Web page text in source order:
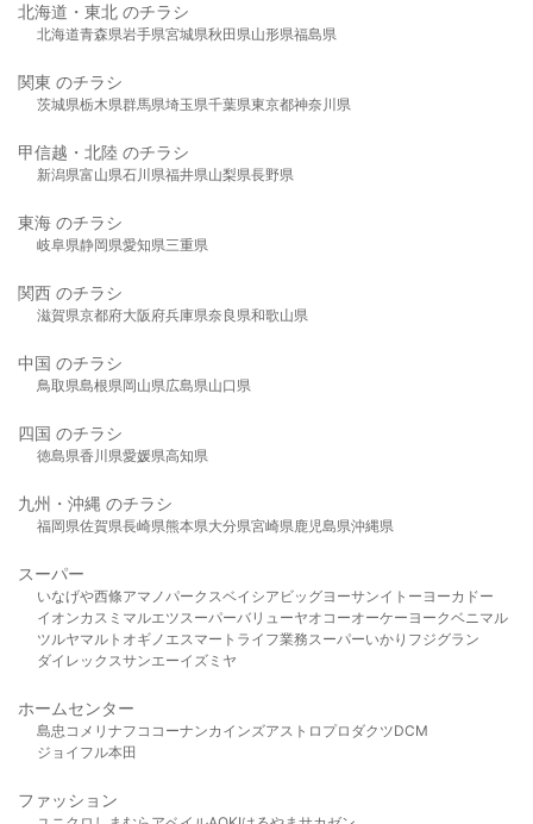
北海道・東北 のチラシ
北海道青森県岩手県宮城県秋田県山形県福島県
関東 のチラシ
茨城県栃木県群馬県埼玉県千葉県東京都神奈川県
甲信越・北陸 のチラシ
新潟県富山県石川県福井県山梨県長野県
東海 のチラシ
岐阜県静岡県愛知県三重県
関西 のチラシ
滋賀県京都府大阪府兵庫県奈良県和歌山県
中国 のチラシ
鳥取県島根県岡山県広島県山口県
四国 のチラシ
徳島県香川県愛媛県高知県
九州・沖縄 のチラシ
福岡県佐賀県長崎県熊本県大分県宮崎県鹿児島県沖縄県
スーパー
いなげや西條アマノパークスベイシア ビッグヨーサンイトーヨーカドー
イオンカスミ マルエツスーパーバリューヤオコーオーケー ヨークベニマル
ツルヤマルト オギノ エスマート ライフ業務スーパーいかり フジグラン
ダイレックスサンエーイズミヤ
ホームセンター
島忠 コメリ ナフコ コーナンカインズアストロプロダクツDCM
ジョイフル本田
ファッション